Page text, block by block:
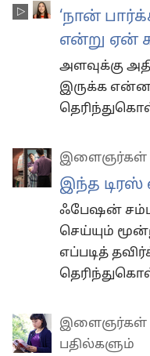
‘நான்
என்று ஏன்
அளவுக்கு
இருக்க
இளைஞர்கள்
இந்த டிரஸ்
ஃபேஷன்
செய்யும்
எப்படித்
இளைஞர்கள்
பதில்களும்